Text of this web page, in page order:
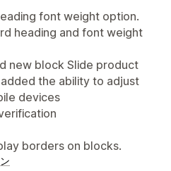
font weight option.
heading and font weight
new block Slide product
the ability to adjust
devices
borders on blocks.